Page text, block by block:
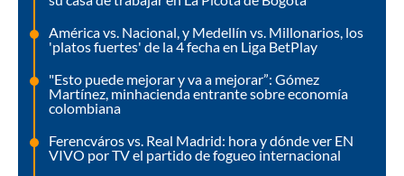
América vs. Nacional, y Medellín vs. Millonarios, los
'platos fuertes' de la 4 fecha en Liga BetPlay
"Esto puede mejorar y va a mejorar”: Gómez
Martínez, minhacienda entrante sobre economía
colombiana
Ferencváros vs. Real Madrid: hora y dónde ver EN
VIVO por TV el partido de fogueo internacional